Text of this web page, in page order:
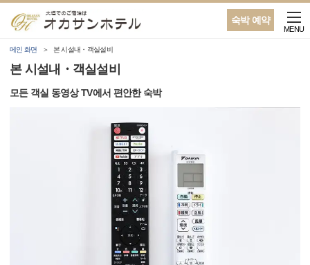
숙박 예약
MENU
메인 화면 본 시설내・객실설비
본 시설내・객실설비
모든 객실 동영상 TV에서 편안한 숙박